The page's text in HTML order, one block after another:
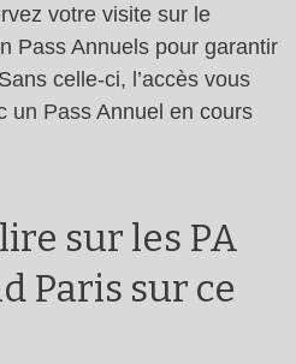
votre visite sur le
Pass Annuels pour garantir
celle-ci, l’accès vous
un Pass Annuel en cours
sur les PA
Paris sur ce